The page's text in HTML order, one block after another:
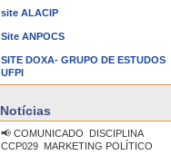
site ALACIP
Site ANPOCS
SITE DOXA- GRUPO DE ESTUDOS
UFPI
Notícias
📢 COMUNICADO  DISCIPLINA
CCP029  MARKETING POLÍTICO